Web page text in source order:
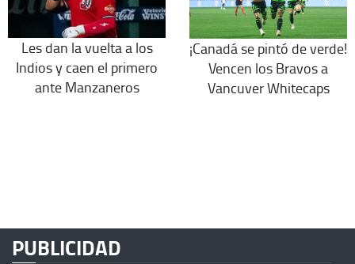
Les dan la vuelta a los
Indios y caen el primero
ante Manzaneros
¡Canadá se pintó de verde!
Vencen los Bravos a
Vancuver Whitecaps
PUBLICIDAD